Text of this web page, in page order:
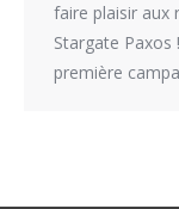
faire plaisir aux
Stargate Paxos
première